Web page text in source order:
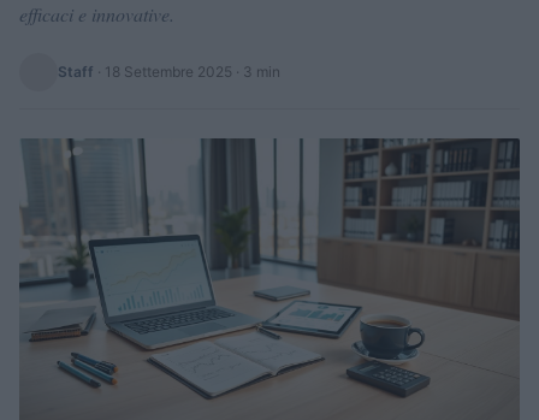
efficaci e innovative.
Staff · 18 Settembre 2025 · 3 min